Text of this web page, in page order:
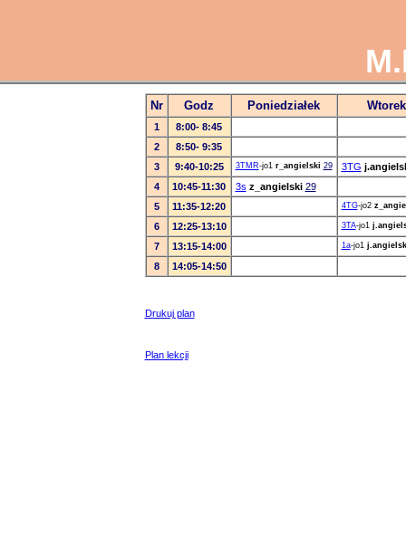
Nr Godz Poniedziałek Wtorek
1
8:00- 8:45
2
8:50- 9:35
3
9:40-10:25 3TMR-jo1 r_angielski 29 3TG
4
10:45-11:30 3s z_angielski 29
5
11:35-12:20 4TG-jo2
6 12:25-13:10 3TA-jo1
7 13:15-14:00 1a-jo1
8 14:05-14:50
Drukuj plan
Plan lekcji